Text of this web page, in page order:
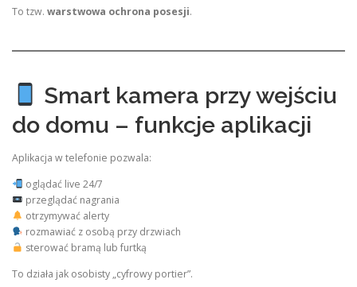
To tzw. warstwowa ochrona posesji.
Smart kamera przy wejściu
do domu – funkcje aplikacji
Aplikacja w telefonie pozwala:
oglądać live 24/7
przeglądać nagrania
otrzymywać alerty
rozmawiać z osobą przy drzwiach
sterować bramą lub furtką
To działa jak osobisty „cyfrowy portier”.